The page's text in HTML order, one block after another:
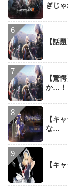
ぎじゃ
【話
【驚
か…！
【キ
な…
【キ